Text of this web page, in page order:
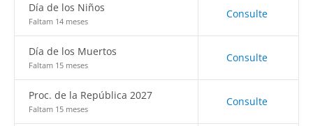
Día de los Niños
Faltam 14 meses
Consulte
Día de los Muertos
Faltam 15 meses
Consulte
Proc. de la República 2027
Faltam 15 meses
Consulte